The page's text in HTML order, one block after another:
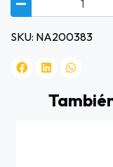
SKU: NA200383